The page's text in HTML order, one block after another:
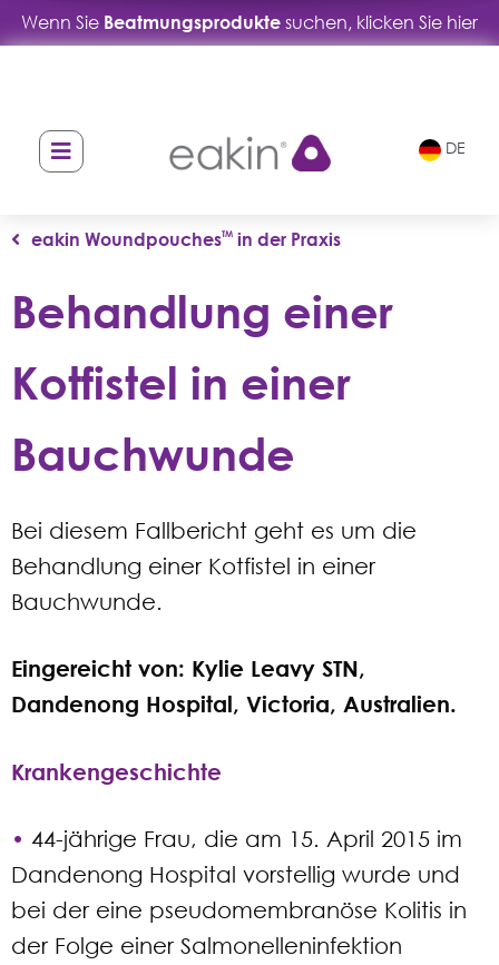
Wenn Sie Beatmungsprodukte suchen, klicken Sie hier
DE
eakin WoundpouchesTM in der Praxis
Behandlung einer
Kotfistel in einer
Bauchwunde
Bei diesem Fallbericht geht es um die
Behandlung einer Kotfistel in einer
Bauchwunde.
Eingereicht von: Kylie Leavy STN,
Dandenong Hospital, Victoria, Australien.
Krankengeschichte
• 44-jährige Frau, die am 15. April 2015 im
Dandenong Hospital vorstellig wurde und
bei der eine pseudomembranöse Kolitis in
der Folge einer Salmonelleninfektion